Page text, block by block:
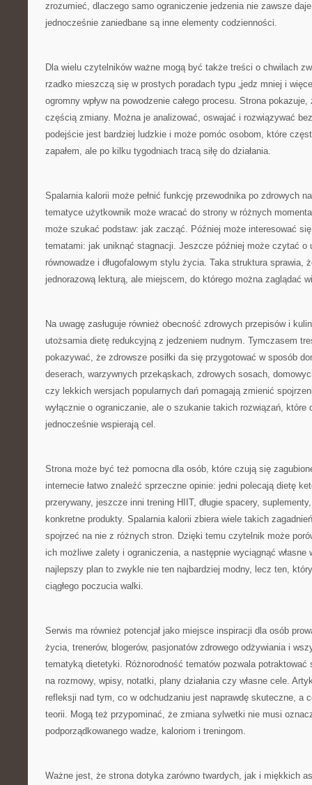
zrozumieć, dlaczego samo ograniczenie jedzenia nie zawsze
jednocześnie zaniedbane są inne elementy codzienności.
Dla wielu czytelników ważne mogą być także treści o chwilach
rzadko mieszczą się w prostych poradach typu „jedz mniej i
ogromny wpływ na powodzenie całego procesu. Strona
częścią zmiany. Można je analizować, oswajać i rozwiązywać
podejście jest bardziej ludzkie i może pomóc osobom, które
zapałem, ale po kilku tygodniach tracą siłę do działania.
Spalarnia kalorii może pełnić funkcję przewodnika po zdrowych
tematyce użytkownik może wracać do strony w różnych
może szukać podstaw: jak zacząć. Później może interesować
tematami: jak uniknąć stagnacji. Jeszcze później może czytać o
równowadze i długofalowym stylu życia. Taka struktura sprawia,
jednorazową lekturą, ale miejscem, do którego można zaglądać
Na uwagę zasługuje również obecność zdrowych przepisów i
utożsamia dietę redukcyjną z jedzeniem nudnym. Tymczasem
pokazywać, że zdrowsze posiłki da się przygotować w sposób
deserach, warzywnych przekąskach, zdrowych sosach,
czy lekkich wersjach popularnych dań pomagają zmienić
wyłącznie o ograniczanie, ale o szukanie takich rozwiązań, które
jednocześnie wspierają cel.
Strona może być też pomocna dla osób, które czują się
internecie łatwo znaleźć sprzeczne opinie: jedni polecają dietę
przerywany, jeszcze inni trening HIIT, długie spacery,
konkretne produkty. Spalarnia kalorii zbiera wiele takich
spojrzeć na nie z różnych stron. Dzięki temu czytelnik może
ich możliwe zalety i ograniczenia, a następnie wyciągnąć własne
najlepszy plan to zwykle nie ten najbardziej modny, lecz ten,
ciągłego poczucia walki.
Serwis ma również potencjał jako miejsce inspiracji dla osób
życia, trenerów, blogerów, pasjonatów zdrowego odżywiania i
tematyką dietetyki. Różnorodność tematów pozwala potraktować
na rozmowy, wpisy, notatki, plany działania czy własne cele.
refleksji nad tym, co w odchudzaniu jest naprawdę skuteczne, a
teorii. Mogą też przypominać, że zmiana sylwetki nie musi
podporządkowanego wadze, kaloriom i treningom.
Ważne jest, że strona dotyka zarówno twardych, jak i miękkich